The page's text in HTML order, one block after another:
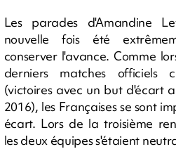
Les parades d'Amandine
nouvelle fois été
conserver l'avance. Comme
derniers matches officiels
(victoires avec un but d'écart
2016), les Françaises se sont
écart. Lors de la troisième
les deux équipes s'étaient